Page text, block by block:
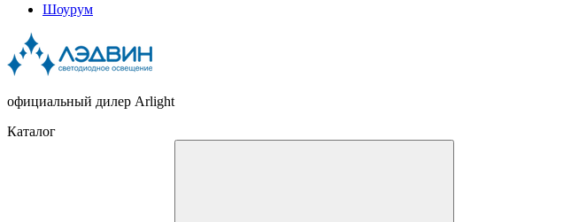
Шоурум
официальный дилер Arlight
Каталог